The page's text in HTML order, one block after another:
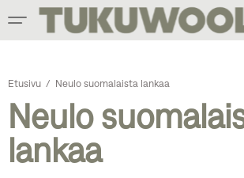
Etusivu / Neulo suomalaista lankaa
Neulo
lankaa